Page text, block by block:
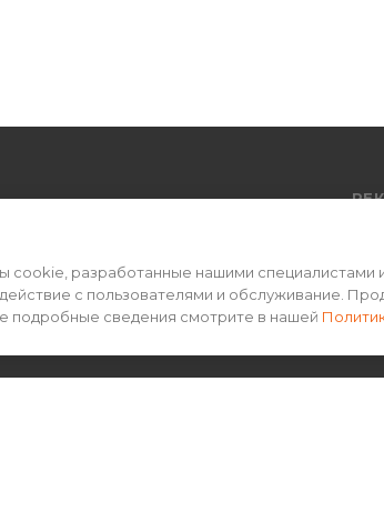
cookie, разработанные нашими специалистами
с пользователями и обслуживание.
подробные сведения смотрите в нашей